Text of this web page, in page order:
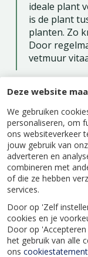
Deze website
We gebruiken
personaliseren, om
ons websiteverkeer
jouw gebruik van
adverteren en
combineren met
of die ze hebben
services.
Door op 'Zelf
cookies en je
Door op
het gebruik van alle
ons cookiestatement
ideale plant
is de plant
planten. Zo
Door
vetmuur
EAN code
Latijnse naam
Kleur Wit